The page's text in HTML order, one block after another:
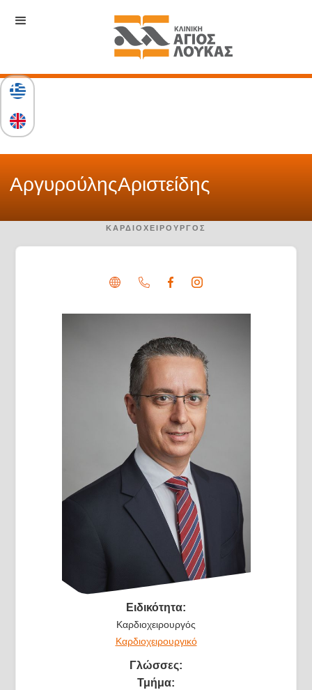
ΑργυρούληςΑριστείδης
ΚΑΡΔΙΟΧΕΙΡΟΥΡΓΌΣ
Ειδικότητα:
Καρδιοχειρουργός
Καρδιοχειρουργικό
Γλώσσες:
Τμήμα: